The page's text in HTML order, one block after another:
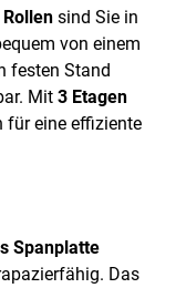
sind Sie in
von einem
festen Stand
Mit 3 Etagen
für eine effiziente
Spanplatte
Das